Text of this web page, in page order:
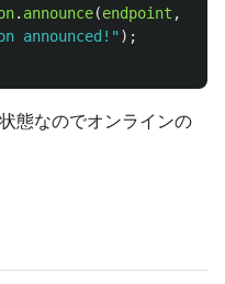
. announce(endpoint ,
announced! " );
態なのでオンラインの